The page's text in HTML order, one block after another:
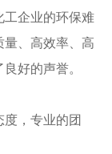
工企业的环保难
量、高效率、高
好的声誉。
，专业的团